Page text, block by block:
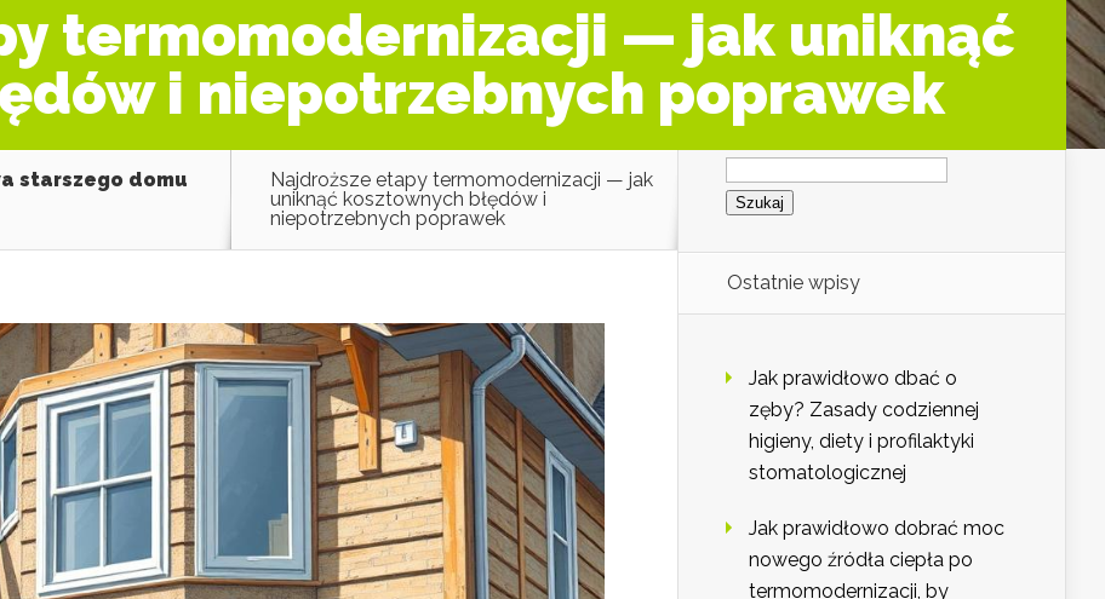
termomodernizacji — jak uniknąć
i niepotrzebnych poprawek
starszego domu
Najdroższe etapy termomodernizacji — jak
uniknąć kosztownych błędów i
niepotrzebnych poprawek
Szukaj:
Ostatnie wpisy
Jak prawidłowo dbać o
zęby? Zasady codziennej
higieny, diety i profilaktyki
stomatologicznej
Jak prawidłowo dobrać moc
nowego źródła ciepła po
termomodernizacji, by